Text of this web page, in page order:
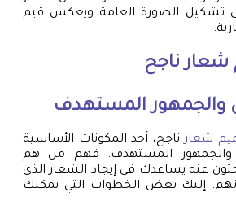
تشكيل الصورة العامة ويعكس قيم
شعارناجح
والجمهور المستهدف
شعارناجح، أحد المكونات الأساسية
والجمهور المستهدف. فهم من هم
عنه يساعدك في إيجاد الشعار الذي
إليك بعض الخطوات التي يمكنك